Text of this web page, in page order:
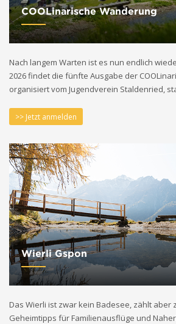
COOLinarische Wanderung
Nach langem Warten ist es nun endlich
2026 findet die fünfte Ausgabe der
organisiert vom Jugendverein Staldenried,
>> Jetzt anmelden
Wierli Gspon
Das Wierli ist zwar kein Badesee, zählt aber
Geheimtipps für Familienausflüge und